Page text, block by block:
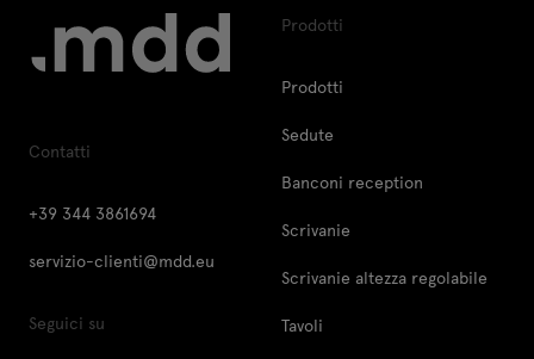
Contatti
+39 344 3861694
servizio-clienti@mdd.eu
Seguici su
Prodotti
Prodotti
Sedute
Banconi reception
Scrivanie
Scrivanie altezza regolabile
Tavoli